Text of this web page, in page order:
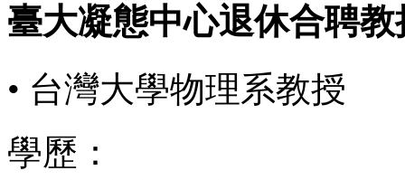
臺大凝態中心退休合聘教
• 台灣大學物理系教授
學歷：